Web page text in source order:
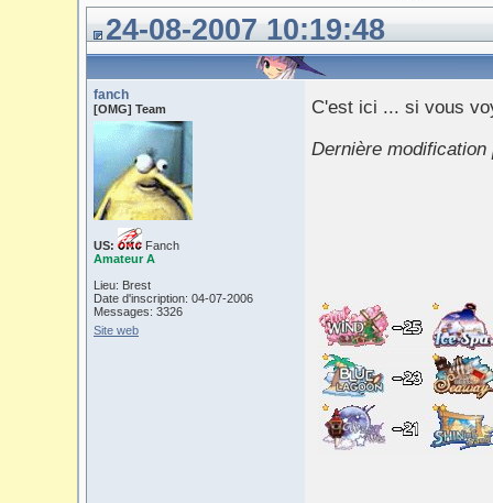
24-08-2007 10:19:48
fanch
[OMG] Team
US:
Fanch
Amateur A
Lieu: Brest
Date d'inscription: 04-07-2006
Messages: 3326
Site web
C'est ici ... si vous
Dernière modification